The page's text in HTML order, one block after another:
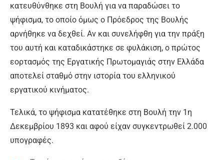
κατευθύνθηκε στη Βουλή για να παραδώσει το
ψήφισμα, το οποίο όμως ο Πρόεδρος της Βουλής
αρνήθηκε να δεχθεί. Αν και συνελήφθη για την πράξη
του αυτή και καταδικάστηκε σε φυλάκιση, ο πρώτος
εορτασμός της Εργατικής Πρωτομαγιάς στην Ελλάδα
αποτελεί σταθμό στην ιστορία του ελληνικού
εργατικού κινήματος.
Τελικά, το ψήφισμα κατατέθηκε στη Βουλή την 1η
Δεκεμβρίου 1893 και αφού είχαν συγκεντρωθεί 2.000
υπογραφές.